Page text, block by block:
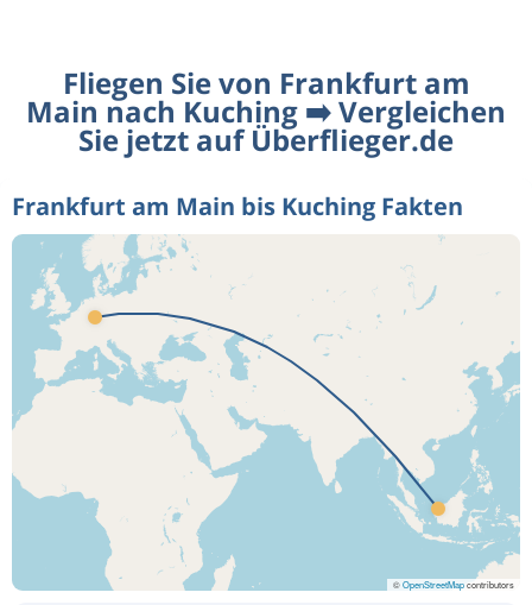
Fliegen Sie von Frankfurt am
Main nach Kuching ➡️ Vergleichen
Sie jetzt auf Überflieger.de
Frankfurt am Main bis Kuching Fakten
©OpenStreetMapcontributors